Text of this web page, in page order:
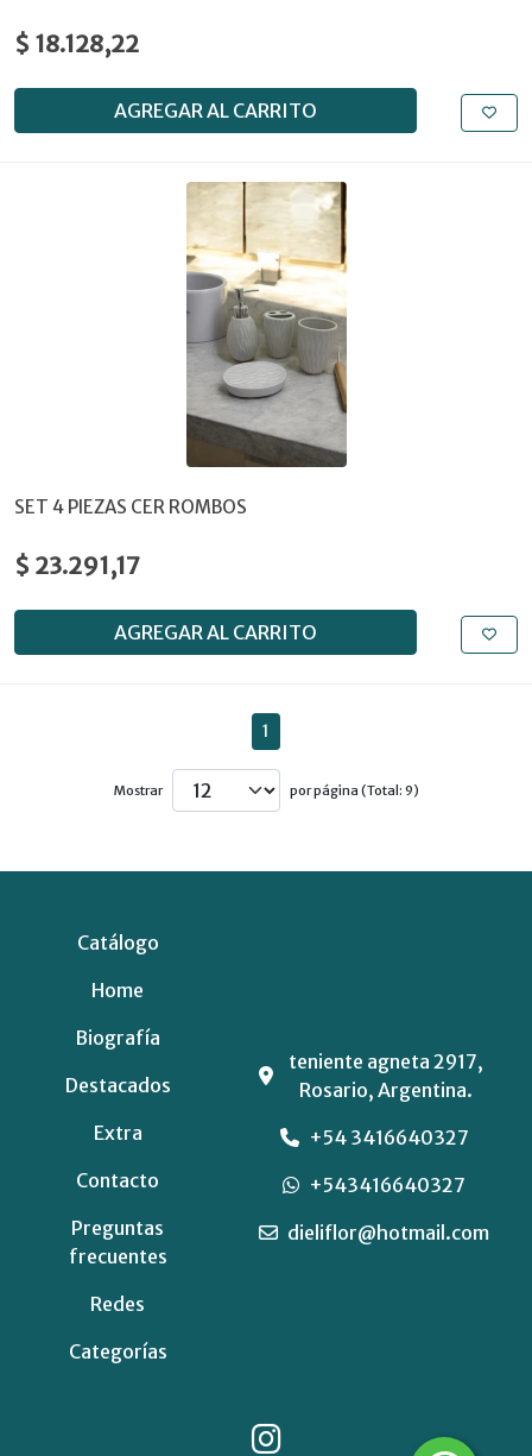
$ 18.128,22
AGREGAR AL CARRITO
SET 4 PIEZAS CER ROMBOS
$ 23.291,17
AGREGAR AL CARRITO
1
Mostrar por página (Total: 9)
Catálogo
Home
Biografía
Destacados
Extra
Contacto
Preguntas
frecuentes
Redes
Categorías
teniente agneta 2917,
Rosario, Argentina.
+54 3416640327
+543416640327
dieliflor@hotmail.com